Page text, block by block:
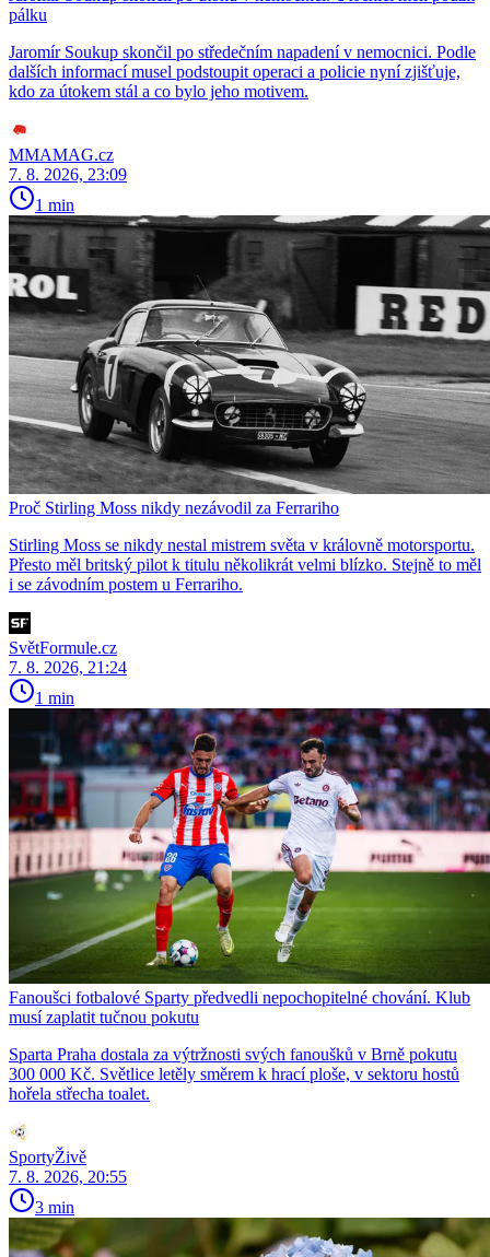
pálku
Jaromír Soukup skončil po středečním napadení v nemocnici. Podle
dalších informací musel podstoupit operaci a policie nyní zjišťuje,
kdo za útokem stál a co bylo jeho motivem.
MMAMAG.cz
7. 8. 2026, 23:09
1 min
Proč Stirling Moss nikdy nezávodil za Ferrariho
Stirling Moss se nikdy nestal mistrem světa v královně motorsportu.
Přesto měl britský pilot k titulu několikrát velmi blízko. Stejně to měl
i se závodním postem u Ferrariho.
SvětFormule.cz
7. 8. 2026, 21:24
1 min
Fanoušci fotbalové Sparty předvedli nepochopitelné chování. Klub
musí zaplatit tučnou pokutu
Sparta Praha dostala za výtržnosti svých fanoušků v Brně pokutu
300 000 Kč. Světlice letěly směrem k hrací ploše, v sektoru hostů
hořela střecha toalet.
SportyŽivě
7. 8. 2026, 20:55
3 min